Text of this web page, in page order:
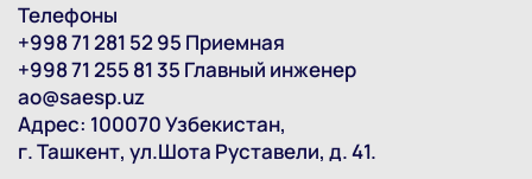
Телефоны
+998 71 281 52 95 Приемная
+998 71 255 81 35 Главный инженер
ao@saesp.uz
Адрес: 100070 Узбекистан,
г. Ташкент, ул.Шота Руставели, д. 41.